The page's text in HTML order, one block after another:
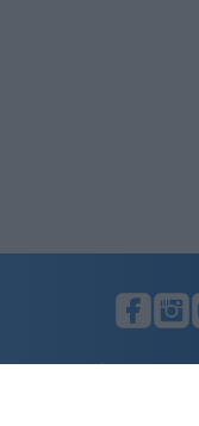
LUNIFIN S.r.l. a socio